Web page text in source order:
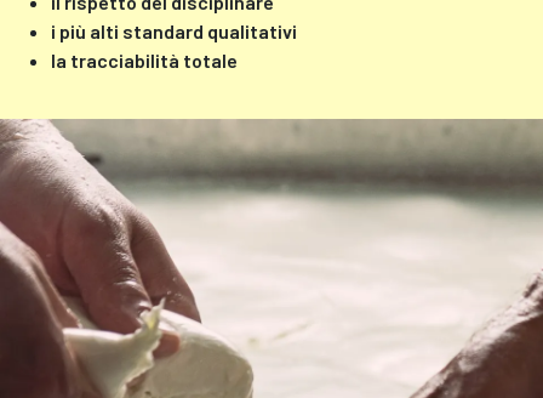
i più alti standard qualitativi
la tracciabilità totale